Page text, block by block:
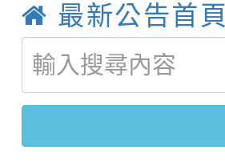
結果(第4招)
學年度第1
結果(第12招)
轉知：桃園
賽及師生本
賽實施要點
轉知：「桃
比賽實施要
轉知：「
動辦法」
最新公告首